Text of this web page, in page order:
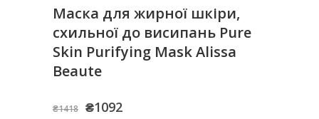
Маска для жирної шкіри,
схильної до висипань Pure
Skin Purifying Mask Alissa
Beaute
₴1418 Оригінальна
₴1092Поточна